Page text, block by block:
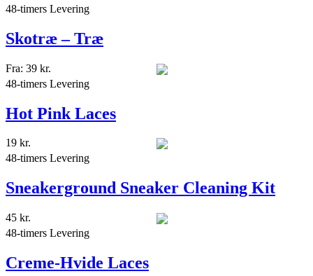
48-timers Levering
Skotræ – Træ
Fra: 39 kr.
48-timers Levering
Hot Pink Laces
19 kr.
48-timers Levering
Sneakerground Sneaker Cleaning Kit
45 kr.
48-timers Levering
Creme-Hvide Laces